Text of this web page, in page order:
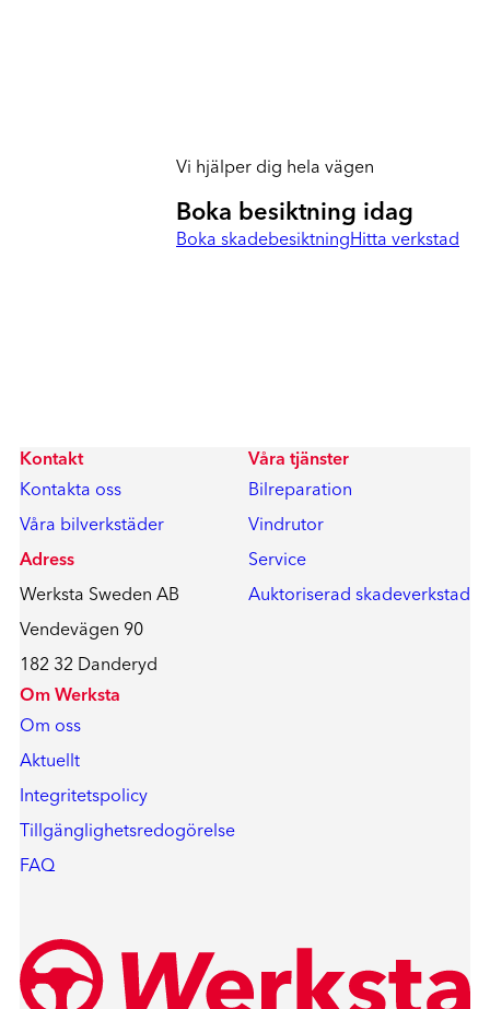
Vi hjälper dig hela vägen
Boka besiktning idag
Boka skadebesiktningHitta verkstad
Kontakt
Kontakta oss
Våra bilverkstäder
Adress
Werksta Sweden AB
Vendevägen 90
182 32 Danderyd
Våra tjänster
Bilreparation
Vindrutor
Service
Auktoriserad skadeverkstad
Om Werksta
Om oss
Aktuellt
Integritetspolicy
Tillgänglighetsredogörelse
FAQ